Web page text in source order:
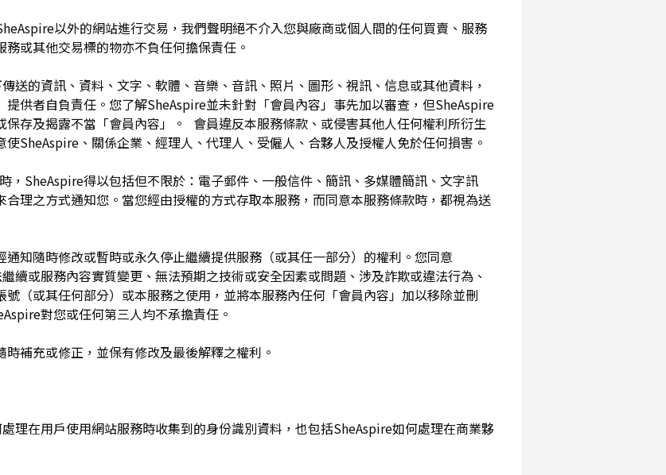
以外的網站進行交易，我們聲明絕不介入您與廠商或個人間的任何買賣、服務
或其他交易標的物亦不負任何擔保責任。
送的資訊、資料、文字、軟體、音樂、音訊、照片、圖形、視訊、信息或其他資料，
供者自負責任。您了解SheAspire並未針對「會員內容」事先加以審查，但SheAspire
保存及揭露不當「會員內容」。 會員違反本服務條款、或侵害其他人任何權利所衍生
SheAspire、關係企業、經理人、代理人、受僱人、合夥人及授權人免於任何損害。
，SheAspire得以包括但不限於：電子郵件、一般信件、簡訊、多媒體簡訊、文字訊
理之方式通知您。當您經由授權的方式存取本服務，而同意本服務條款時，都視為送
知隨時修改或暫時或永久停止繼續提供服務（或其任一部分）的權利。您同意
續或服務內容實質變更、無法預期之技術或安全因素或問題、涉及詐欺或違法行為、
（或其任何部分）或本服務之使用，並將本服務內任何「會員內容」加以移除並刪
對您或任何第三人均不承擔責任。
補充或修正，並保有修改及最後解釋之權利。
理在用戶使用網站服務時收集到的身份識別資料，也包括SheAspire如何處理在商業夥